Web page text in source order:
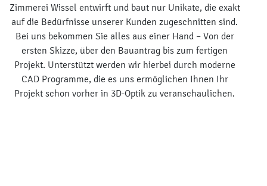
Zimmerei Wissel entwirft und baut nur Unikate, die exakt
auf die Bedürfnisse unserer Kunden zugeschnitten sind.
Bei uns bekommen Sie alles aus einer Hand – Von der
ersten Skizze, über den Bauantrag bis zum fertigen
Projekt. Unterstützt werden wir hierbei durch moderne
CAD Programme, die es uns ermöglichen Ihnen Ihr
Projekt schon vorher in 3D-Optik zu veranschaulichen.